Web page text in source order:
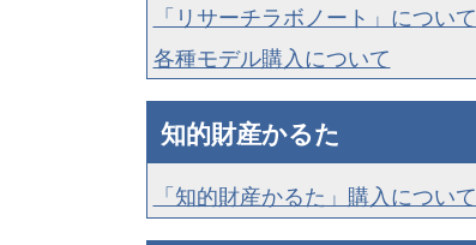
「リサーチラボノート」について
各種モデル購入について
知的財産かるた
「知的財産かるた」購入について